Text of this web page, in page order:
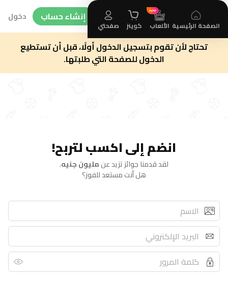
إنشاء حساب دخول
تحتاج لأن تقوم بتسجيل الدخول أولًا، قبل أن تستطيع
الدخول للصفحة التي طلبتها.
انضم إلى اكسب لتربح!
لقد قدمنا جوائز تزيد عنمليون جنيه.
هل أنت مستعد للفوز؟
الصفحة الرئيسية الألعاب كوينز صفحتي